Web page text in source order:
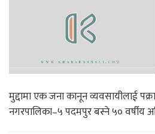
मुद्दामा एक जना कानून व्यवसायीलाई
नगरपालिका–५ पदमपुर बस्ने ५० वर्षीय